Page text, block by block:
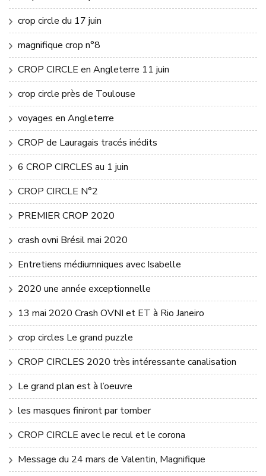
crop circle du 17 juin
magnifique crop n°8
CROP CIRCLE en Angleterre 11 juin
crop circle près de Toulouse
voyages en Angleterre
CROP de Lauragais tracés inédits
6 CROP CIRCLES au 1 juin
CROP CIRCLE N°2
PREMIER CROP 2020
crash ovni Brésil mai 2020
Entretiens médiumniques avec Isabelle
2020 une année exceptionnelle
13 mai 2020 Crash OVNI et ET à Rio Janeiro
crop circles Le grand puzzle
CROP CIRCLES 2020 très intéressante canalisation
Le grand plan est à l’oeuvre
les masques finiront par tomber
CROP CIRCLE avec le recul et le corona
Message du 24 mars de Valentin, Magnifique